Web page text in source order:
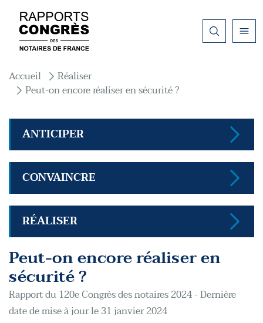
Fil d'Ariane
Accueil
Réaliser
Peut-on encore réaliser en sécurité ?
ANTICIPER
CONVAINCRE
RÉALISER
Peut-on encore réaliser en
sécurité ?
Rapport du 120e Congrès des notaires 2024 - Dernière
date de mise à jour le 31 janvier 2024